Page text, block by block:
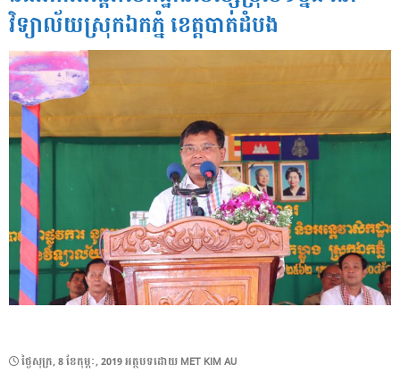
វិទ្យាល័យស្រុកឯកភ្នំ ខេត្តបាត់ដំបង
POSTED
ថ្ងៃ​សុក្រ, 8 ខែ​កុម្ភៈ, 2019អត្ថបទដោយ MET KIM AU